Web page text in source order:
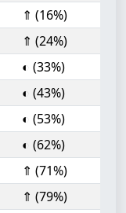
⇑ (16%)
⇑ (24%)
◐ (33%)
◐ (43%)
◐ (53%)
◐ (62%)
⇑ (71%)
⇑ (79%)